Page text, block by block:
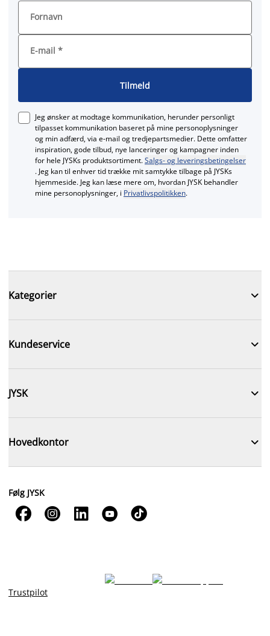
Fornavn
E-mail *
Tilmeld
Jeg ønsker at modtage kommunikation, herunder personligt
tilpasset kommunikation baseret på mine personoplysninger
og min adfærd, via e‑mail og tredjepartsmedier. Dette omfatter
inspiration, gode tilbud, nye lanceringer og kampagner inden
for hele JYSKs produktsortiment.Salgs- og leveringsbetingelser
. Jeg kan til enhver tid trække mit samtykke tilbage på JYSKs
hjemmeside. Jeg kan læse mere om, hvordan JYSK behandler
mine personoplysninger, i Privatlivspolitikken.
Kategorier 
Kundeservice 
JYSK 
Hovedkontor 
Følg JYSK
    
Trustpilot